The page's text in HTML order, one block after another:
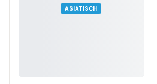
ASIATISCH